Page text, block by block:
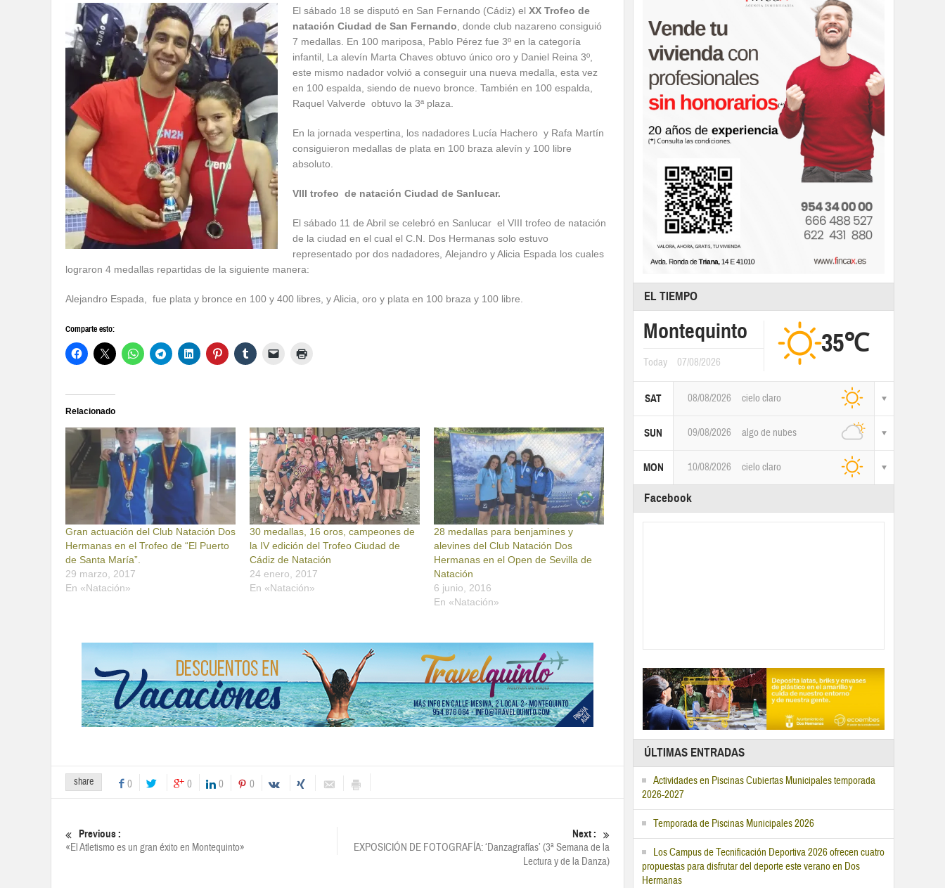
El sábado 18 se disputó en San Fernando (Cádiz) el XX Trofeo de
natación Ciudad de San Fernando , donde club nazareno consiguió
7 medallas. En 100 mariposa, Pablo Pérez fue 3º en la categoría
infantil, La alevín Marta Chaves obtuvo único oro y Daniel Reina 3º,
este mismo nadador volvió a conseguir una nueva medalla, esta vez
en 100 espalda, siendo de nuevo bronce. También en 100 espalda,
Raquel Valverde obtuvo la 3ª plaza.
En la jornada vespertina, los nadadores Lucía Hachero y Rafa Martín
consiguieron medallas de plata en 100 braza alevín y 100 libre
absoluto.
VIII trofeo de natación Ciudad de Sanlucar.
El sábado 11 de Abril se celebró en Sanlucar el VIII trofeo de natación
de la ciudad en el cual el C.N. Dos Hermanas solo estuvo
representado por dos nadadores, Alejandro y Alicia Espada los cuales
lograron 4 medallas repartidas de la siguiente manera:
Alejandro Espada, fue plata y bronce en 100 y 400 libres, y Alicia, oro y plata en 100 braza y 100 libre.
Comparte esto:
Relacionado
Gran actuación del Club Natación Dos
Hermanas en el Trofeo de “El Puerto
de Santa María”.
29 marzo, 2017
En «Natación»
30 medallas, 16 oros, campeones de
la IV edición del Trofeo Ciudad de
Cádiz de Natación
24 enero, 2017
En «Natación»
28 medallas para benjamines y
alevines del Club Natación Dos
Hermanas en el Open de Sevilla de
Natación
6 junio, 2016
En «Natación»
share 0 0 0 0
Previous :
«El Atletismo es un gran éxito en Montequinto»
Next :
EXPOSICIÓN DE FOTOGRAFÍA: ‘Danzagrafías’ (3ª Semana de la
Lectura y de la Danza)
EL TIEMPO
Montequinto
Today 07/08/2026
35℃
SAT 08/08/2026 cielo claro
SUN 09/08/2026 algo de nubes
MON 10/08/2026 cielo claro
Facebook
ÚLTIMAS ENTRADAS
Actividades en Piscinas Cubiertas Municipales temporada
2026-2027
Temporada de Piscinas Municipales 2026
Los Campus de Tecnificación Deportiva 2026 ofrecen cuatro
propuestas para disfrutar del deporte este verano en Dos
Hermanas